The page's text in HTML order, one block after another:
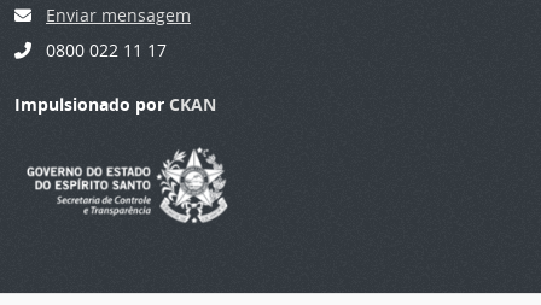
Enviar mensagem
0800 022 11 17
Impulsionado por CKAN